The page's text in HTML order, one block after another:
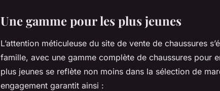
Une gamme pour les plus jeunes
L’attention méticuleuse du site de vente de chaussures
famille, avec une gamme complète de chaussures pour
plus jeunes se reflète non moins dans la sélection de
engagement garantit ainsi :